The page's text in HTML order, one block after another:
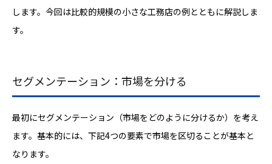
します。今回は比較的規模の小さな工務店の例とともに解説しま
す。
セグメンテーション：市場を分ける
最初にセグメンテーション（市場をどのように分けるか）を考え
ます。基本的には、下記4つの要素で市場を区切ることが基本と
なります。